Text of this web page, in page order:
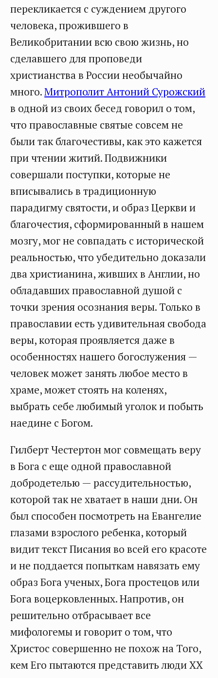
перекликается с суждением другого
человека, прожившего в
Великобритании всю свою жизнь, но
сделавшего для проповеди
христианства в России необычайно
много.Митрополит Антоний Сурожский
в одной из своих бесед говорил о том,
что православные святые совсем не
были так благочестивы, как это кажется
при чтении житий. Подвижники
совершали поступки, которые не
вписывались в традиционную
парадигму святости, и образ Церкви и
благочестия, сформированный в нашем
мозгу, мог не совпадать с исторической
реальностью, что убедительно доказали
два христианина, живших в Англии, но
обладавших православной душой с
точки зрения осознания веры. Только в
православии есть удивительная свобода
веры, которая проявляется даже в
особенностях нашего богослужения —
человек может занять любое место в
храме, может стоять на коленях,
выбрать себе любимый уголок и побыть
наедине с Богом.
Гилберт Честертон мог совмещать веру
в Бога с еще одной православной
добродетелью — рассудительностью,
которой так не хватает в наши дни. Он
был способен посмотреть на Евангелие
глазами взрослого ребенка, который
видит текст Писания во всей его красоте
и не поддается попыткам навязать ему
образ Бога ученых, Бога простецов или
Бога воцерковленных. Напротив, он
решительно отбрасывает все
мифологемы и говорит о том, что
Христос совершенно не похож на Того,
кем Его пытаются представить люди ХХ